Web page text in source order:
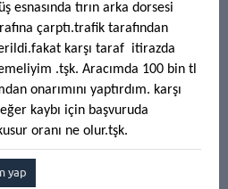
esnasında tırın arka dorsesi
çarptı.trafik tarafından
karşı taraf itirazda
.tşk. Aracımda 100 bin tl
onarımını yaptırdım. karşı
kaybı için başvuruda
oranı ne olur.tşk.